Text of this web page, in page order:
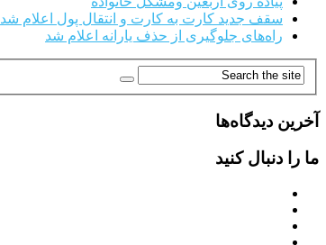
سقف جدید کارت به کارت و انتقال پول اعلام شد
راه‌های جلوگیری از حذف یارانه اعلام شد
آخرین دیدگاه‌ها
ما را دنبال کنید